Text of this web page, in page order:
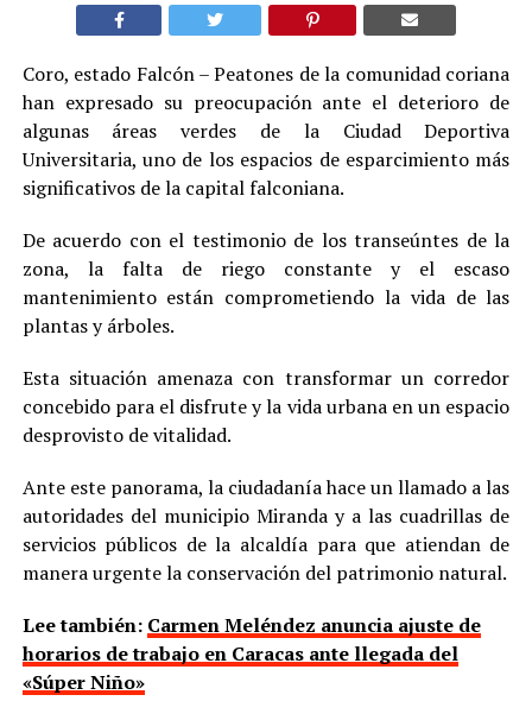
Coro, estado Falcón – Peatones de la comunidad coriana
han expresado su preocupación ante el deterioro de
algunas áreas verdes de la Ciudad Deportiva
Universitaria, uno de los espacios de esparcimiento más
significativos de la capital falconiana.
De acuerdo con el testimonio de los transeúntes de la
zona, la falta de riego constante y el escaso
mantenimiento están comprometiendo la vida de las
plantas y árboles.
Esta situación amenaza con transformar un corredor
concebido para el disfrute y la vida urbana en un espacio
desprovisto de vitalidad.
Ante este panorama, la ciudadanía hace un llamado a las
autoridades del municipio Miranda y a las cuadrillas de
servicios públicos de la alcaldía para que atiendan de
manera urgente la conservación del patrimonio natural.
Lee también: Carmen Meléndez anuncia ajuste de
horarios de trabajo en Caracas ante llegada del
«Súper Niño»